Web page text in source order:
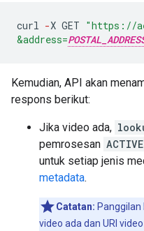
curl -X GET "https://
&address=
Kemudian, API akan
respons berikut:
Jika video ada,
pemrosesan ACTIVE
untuk setiap jenis
metadata.
Catatan:
video ada dan URI